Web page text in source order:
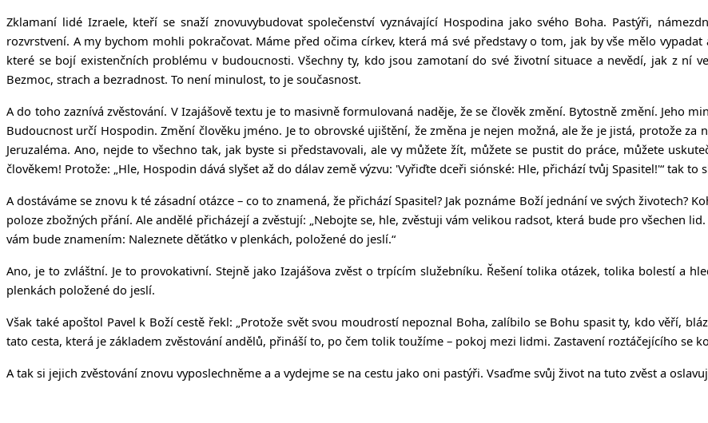
Zklamaní lidé Izraele, kteří se snaží znovuvybudovat společenství vyznávající Hospodina jako svého Boha. Pastýři,
rozvrstvení. A my bychom mohli pokračovat. Máme před očima církev, která má své představy o tom, jak by vše mělo
které se bojí existenčních problému v budoucnosti. Všechny ty, kdo jsou zamotaní do své životní situace a nevědí, jak z ní
Bezmoc, strach a bezradnost. To není minulost, to je současnost.
A do toho zaznívá zvěstování. V Izajášově textu je to masivně formulovaná naděje, že se člověk změní. Bytostně změní. Jeho
Budoucnost určí Hospodin. Změní člověku jméno. Je to obrovské ujištění, že změna je nejen možná, ale že je jistá, protože
Jeruzaléma. Ano, nejde to všechno tak, jak byste si představovali, ale vy můžete žít, můžete se pustit do práce, můžete
člověkem! Protože: „Hle, Hospodin dává slyšet až do dálav země výzvu: 'Vyřiďte dceři siónské: Hle, přichází tvůj Spasitel!'“ tak to
A dostáváme se znovu k té zásadní otázce – co to znamená, že přichází Spasitel? Jak poznáme Boží jednání ve svých životech?
poloze zbožných přání. Ale andělé přicházejí a zvěstují: „Nebojte se, hle, zvěstuji vám velikou radsot, která bude pro všechen
vám bude znamením: Naleznete děťátko v plenkách, položené do jeslí.“
Ano, je to zvláštní. Je to provokativní. Stejně jako Izajášova zvěst o trpícím služebníku. Řešení tolika otázek, tolika bolestí a
plenkách položené do jeslí.
Však také apoštol Pavel k Boží cestě řekl: „Protože svět svou moudrostí nepoznal Boha, zalíbilo se Bohu spasit ty, kdo věří,
tato cesta, která je základem zvěstování andělů, přináší to, po čem tolik toužíme – pokoj mezi lidmi. Zastavení roztáčejícího se
A tak si jejich zvěstování znovu vyposlechněme a a vydejme se na cestu jako oni pastýři. Vsaďme svůj život na tuto zvěst a